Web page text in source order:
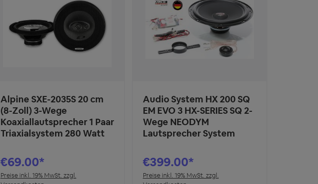
Alpine SXE-2035S 20 cm
(8-Zoll) 3-Wege
Koaxiallautsprecher 1 Paar
Triaxialsystem 280 Watt
€69.00*
Preise inkl. 19% MwSt. zzgl.
Audio System HX 200 SQ
EM EVO 3 HX-SERIES SQ 2-
Wege NEODYM
Lautsprecher System
€399.00*
Preise inkl. 19% MwSt. zzgl.